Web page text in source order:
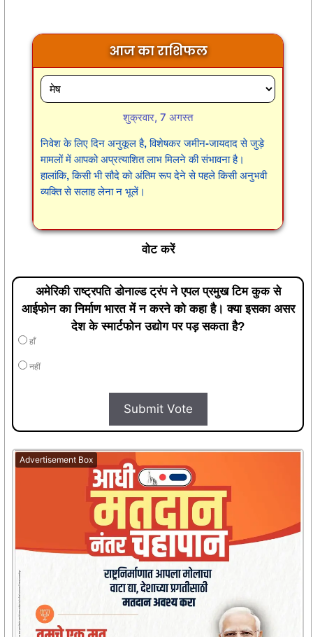
आज का राशिफल
शुक्रवार, 7 अगस्त
निवेश के लिए दिन अनुकूल है, विशेषकर जमीन-जायदाद से जुड़े
मामलों में आपको अप्रत्याशित लाभ मिलने की संभावना है।
हालांकि, किसी भी सौदे को अंतिम रूप देने से पहले किसी अनुभवी
व्यक्ति से सलाह लेना न भूलें।
वोट करें
अमेरिकी राष्ट्रपति डोनाल्ड ट्रंप ने एपल प्रमुख टिम कुक से
आईफोन का निर्माण भारत में न करने को कहा है। क्या इसका असर
देश के स्मार्टफोन उद्योग पर पड़ सकता है?
हाँ
नहीं
Submit Vote
Advertisement Box